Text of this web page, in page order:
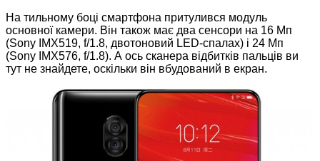
На тильному боці смартфона притулився модуль
основної камери. Він також має два сенсори на 16 Мп
(Sony IMX519, f/1.8, двотоновий LED-спалах) і 24 Мп
(Sony IMX576, f/1.8). А ось сканера відбитків пальців ви
тут не знайдете, оскільки він вбудований в екран.